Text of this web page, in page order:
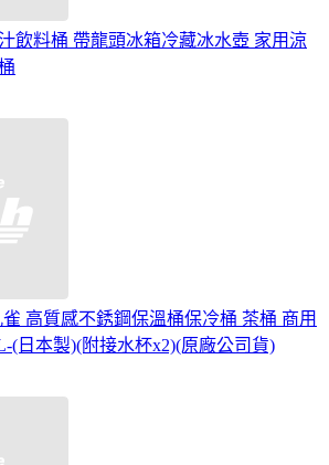
飲料桶 帶龍頭冰箱冷藏冰水壺 家用涼
雀 高質感不銹鋼保溫桶保冷桶 茶桶 商用
(日本製)(附接水杯x2)(原廠公司貨)